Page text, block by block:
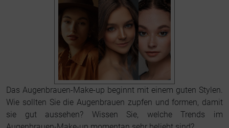
Das Augenbrauen-Make-up beginnt mit einem guten Stylen.
Wie sollten Sie die Augenbrauen zupfen und formen, damit
sie gut aussehen? Wissen Sie, welche Trends im